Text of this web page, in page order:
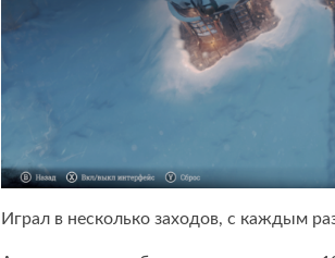
Играл в несколько заходов, с каждым